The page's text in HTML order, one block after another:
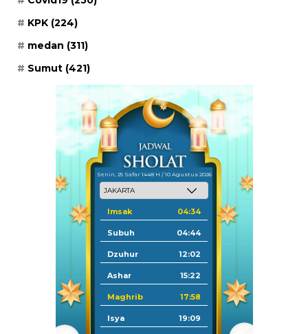
KPK (224)
medan (311)
Sumut (421)
Senin, 25 Safar 1448 H / 10 Agustus 2026
Imsak 04:34
Subuh 04:44
Dzuhur 12:02
Ashar 15:22
Maghrib 17:58
Isya 19:09